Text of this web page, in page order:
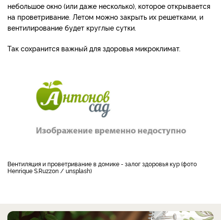
небольшое окно (или даже несколько), которое открывается
на проветривание. Летом можно закрыть их решетками, и
вентилирование будет круглые сутки.
Так сохранится важный для здоровья микроклимат.
Вентиляция и проветривание в домике - залог здоровья кур (фото
Henrique S.Ruzzon / unsplash)